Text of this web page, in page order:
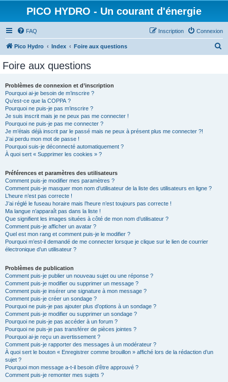
PICO HYDRO - Un courant d'énergie
FAQ Connexion
Inscription
Pico Hydro Index Foire aux questions
Foire aux questions
Problèmes de connexion et d’inscription
Pourquoi ai-je besoin de m’inscrire ?
Qu’est-ce que la COPPA ?
Pourquoi ne puis-je pas m’inscrire ?
Je suis inscrit mais je ne peux pas me connecter !
Pourquoi ne puis-je pas me connecter ?
Je m’étais déjà inscrit par le passé mais ne peux à présent plus me connecter ?!
J’ai perdu mon mot de passe !
Pourquoi suis-je déconnecté automatiquement ?
À quoi sert « Supprimer les cookies » ?
Préférences et paramètres des utilisateurs
Comment puis-je modifier mes paramètres ?
Comment puis-je masquer mon nom d’utilisateur de la liste des utilisateurs en ligne ?
L’heure n’est pas correcte !
J’ai réglé le fuseau horaire mais l’heure n’est toujours pas correcte !
Ma langue n’apparaît pas dans la liste !
Que signifient les images situées à côté de mon nom d’utilisateur ?
Comment puis-je afficher un avatar ?
Quel est mon rang et comment puis-je le modifier ?
Pourquoi m’est-il demandé de me connecter lorsque je clique sur le lien de courrier
électronique d’un utilisateur ?
Problèmes de publication
Comment puis-je publier un nouveau sujet ou une réponse ?
Comment puis-je modifier ou supprimer un message ?
Comment puis-je insérer une signature à mon message ?
Comment puis-je créer un sondage ?
Pourquoi ne puis-je pas ajouter plus d’options à un sondage ?
Comment puis-je modifier ou supprimer un sondage ?
Pourquoi ne puis-je pas accéder à un forum ?
Pourquoi ne puis-je pas transférer de pièces jointes ?
Pourquoi ai-je reçu un avertissement ?
Comment puis-je rapporter des messages à un modérateur ?
À quoi sert le bouton « Enregistrer comme brouillon » affiché lors de la rédaction d’un
sujet ?
Pourquoi mon message a-t-il besoin d’être approuvé ?
Comment puis-je remonter mes sujets ?